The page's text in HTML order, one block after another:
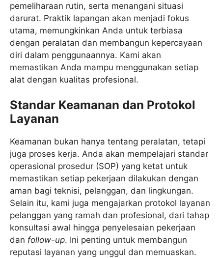
pemeliharaan rutin, serta menangani situasi
darurat. Praktik lapangan akan menjadi fokus
utama, memungkinkan Anda untuk terbiasa
dengan peralatan dan membangun kepercayaan
diri dalam penggunaannya. Kami akan
memastikan Anda mampu menggunakan setiap
alat dengan kualitas profesional.
Standar Keamanan dan Protokol
Layanan
Keamanan bukan hanya tentang peralatan, tetapi
juga proses kerja. Anda akan mempelajari standar
operasional prosedur (SOP) yang ketat untuk
memastikan setiap pekerjaan dilakukan dengan
aman bagi teknisi, pelanggan, dan lingkungan.
Selain itu, kami juga mengajarkan protokol layanan
pelanggan yang ramah dan profesional, dari tahap
konsultasi awal hingga penyelesaian pekerjaan
dan follow-up. Ini penting untuk membangun
reputasi layanan yang unggul dan memuaskan.